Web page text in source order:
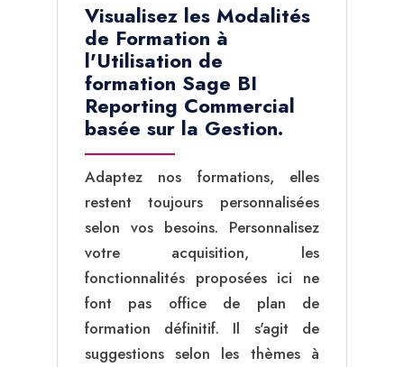
Visualisez les Modalités
de Formation à
l'Utilisation de
formation Sage BI
Reporting Commercial
basée sur la Gestion.
Adaptez nos formations, elles
restent toujours personnalisées
selon vos besoins. Personnalisez
votre acquisition, les
fonctionnalités proposées ici ne
font pas office de plan de
formation définitif. Il s'agit de
suggestions selon les thèmes à